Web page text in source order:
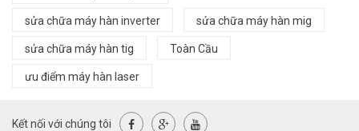
sửa chữa máy hàn inverter sửa chữa máy hàn mig
sửa chữa máy hàn tig Toàn Cầu
ưu điểm máy hàn laser
Kết nối với chúng tôi